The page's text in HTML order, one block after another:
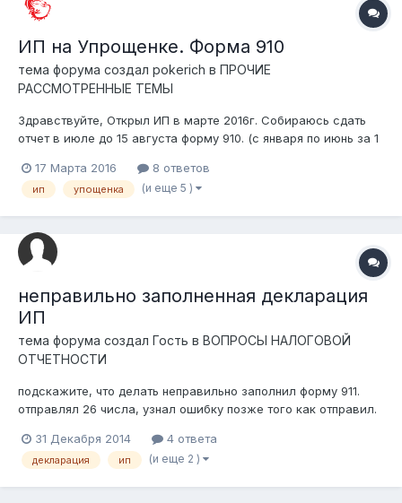
ИП на Упрощенке. Форма 910
тема форума создал pokerich в ПРОЧИЕ
РАССМОТРЕННЫЕ ТЕМЫ
Здравствуйте, Открыл ИП в марте 2016г. Собираюсь сдать
отчет в июле до 15 августа форму 910. (с января по июнь за 1
850, СО = 9 500 ) 2)апрель-470000 228 590 ( СН = 7 050, СО =
11 430 ) 3)май - 470000 228 590 (...
17 Марта 2016 8 ответов
ип упощенка (и еще 5 )
неправильно заполненная декларация
ИП
тема форума создал Гость в ВОПРОСЫ НАЛОГОВОЙ
ОТЧЕТНОСТИ
подскажите, что делать неправильно заполнил форму 911.
отправлял 26 числа, узнал ошибку позже того как отправил.
число и до сих пор стоит статус "принята" что в данном
случае делать? самому отзывать? "дополнительную"
31 Декабря 2014 4 ответа
декларация ип (и еще 2 )